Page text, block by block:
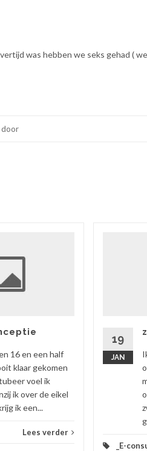
was hebben we seks gehad (
door
16 en een half
klaar gekomen
voel ik
ik over de eikel
ik een...
Lees verder
19
JAN
_E-